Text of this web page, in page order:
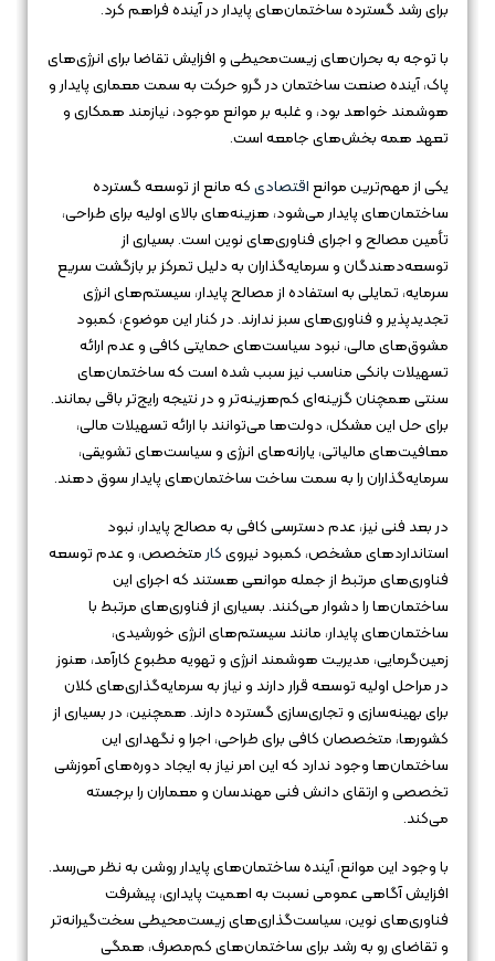
برای رشد گسترده ساختمان‌های پایدار در آینده فراهم کرد.
با توجه به بحران‌های زیست‌محیطی و افزایش تقاضا برای انرژی‌های
پاک، آینده صنعت ساختمان در گرو حرکت به سمت معماری پایدار و
هوشمند خواهد بود، و غلبه بر موانع موجود، نیازمند همکاری و
تعهد همه بخش‌های جامعه است.
یکی از مهم‌ترین موانعاقتصادیکه مانع از توسعه گسترده
ساختمان‌های پایدار می‌شود، هزینه‌های بالای اولیه برای طراحی،
تأمین مصالح و اجرای فناوری‌های نوین است. بسیاری از
توسعه‌دهندگان و سرمایه‌گذاران به دلیل تمرکز بر بازگشت سریع
سرمایه، تمایلی به استفاده از مصالح پایدار، سیستم‌های انرژی
تجدیدپذیر و فناوری‌های سبز ندارند. در کنار این موضوع، کمبود
مشوق‌های مالی، نبود سیاست‌های حمایتی کافی و عدم ارائه
تسهیلات بانکی مناسب نیز سبب شده است که ساختمان‌های
سنتی همچنان گزینه‌ای کم‌هزینه‌تر و در نتیجه رایج‌تر باقی بمانند.
برای حل این مشکل، دولت‌ها می‌توانند با ارائه تسهیلات مالی،
معافیت‌های مالیاتی، یارانه‌های انرژی و سیاست‌های تشویقی،
سرمایه‌گذاران را به سمت ساخت ساختمان‌های پایدار سوق دهند.
در بعد فنی نیز، عدم دسترسی کافی به مصالح پایدار، نبود
استانداردهای مشخص، کمبود نیرویکارمتخصص، و عدم توسعه
فناوری‌های مرتبط از جمله موانعی هستند که اجرای این
ساختمان‌ها را دشوار می‌کنند. بسیاری از فناوری‌های مرتبط با
ساختمان‌های پایدار، مانند سیستم‌های انرژی خورشیدی،
زمین‌گرمایی، مدیریت هوشمند انرژی و تهویه مطبوع کارآمد، هنوز
در مراحل اولیه توسعه قرار دارند و نیاز به سرمایه‌گذاری‌های کلان
برای بهینه‌سازی و تجاری‌سازی گسترده دارند. همچنین، در بسیاری از
کشورها، متخصصان کافی برای طراحی، اجرا و نگهداری این
ساختمان‌ها وجود ندارد که این امر نیاز به ایجاد دوره‌های آموزشی
تخصصی و ارتقای دانش فنی مهندسان و معماران را برجسته
می‌کند.
با وجود این موانع، آینده ساختمان‌های پایدار روشن به نظر می‌رسد.
افزایش آگاهی عمومی نسبت به اهمیت پایداری، پیشرفت
فناوری‌های نوین، سیاست‌گذاری‌های زیست‌محیطی سخت‌گیرانه‌تر
و تقاضای رو به رشد برای ساختمان‌های کم‌مصرف، همگی